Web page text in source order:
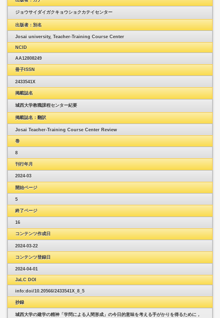
ジョウサイダイガクキョウショクカテイセンター
出版者：別名
Josai university, Teacher-Training Course Center
NCID
AA12808249
冊子ISSN
2433541X
掲載誌名
城西大学教職課程センター紀要
掲載誌名：翻訳
Josai Teacher-Training Course Center Review
巻
8
刊行年月
2024-03
開始ページ
5
終了ページ
16
コンテンツ作成日
2024-03-22
コンテンツ登録日
2024-04-01
JaLC DOI
info:doi/10.20566/2433541X_8_5
抄録
城西大学の建学の精神「学問による人間形成」の今日的意味を考える手がかりを得るために，